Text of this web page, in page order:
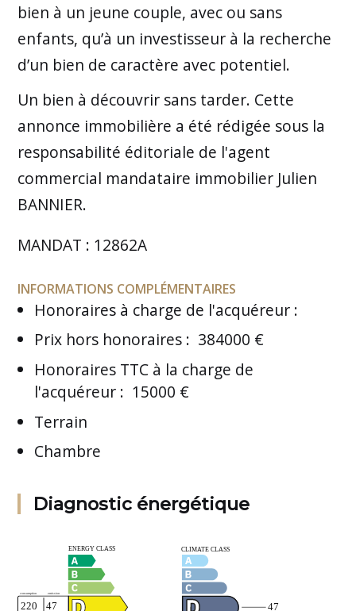
bien à un jeune couple, avec ou sans
enfants, qu’à un investisseur à la recherche
d’un bien de caractère avec potentiel.
Un bien à découvrir sans tarder. Cette
annonce immobilière a été rédigée sous la
responsabilité éditoriale de l'agent
commercial mandataire immobilier Julien
BANNIER.
MANDAT : 12862A
INFORMATIONS COMPLÉMENTAIRES
Honoraires à charge de l'acquéreur :
Prix hors honoraires : 384000 €
Honoraires TTC à la charge de
l'acquéreur : 15000 €
Terrain
Chambre
Diagnostic énergétique